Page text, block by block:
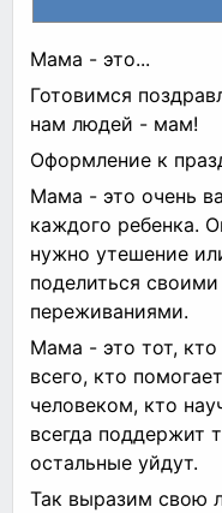
Мама - это...
Готовимся
нам людей - мам!
Оформление к
Мама - это очень
каждого ребенка.
нужно утешение
поделиться
переживаниями.
Мама - это тот,
всего, кто
человеком, кто
всегда поддержит
остальные уйдут.
Так выразим свою